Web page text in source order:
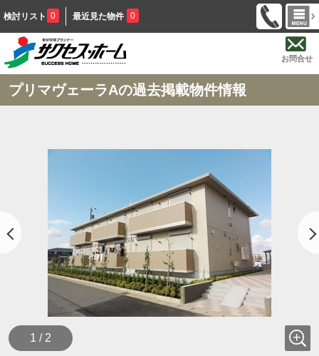
検討リスト 0 最近見た物件 0
お問合せ
プリマヴェーラAの過去掲載物件情報
1 / 2